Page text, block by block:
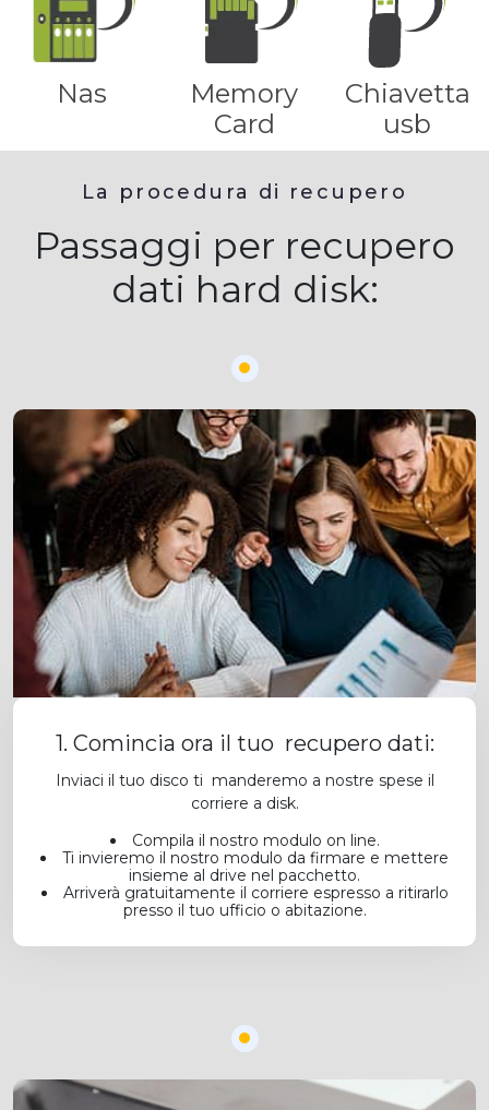
Nas
Memory
Card
Chiavetta
usb
La procedura di recupero
Passaggi per recupero
dati hard disk:
1. Comincia ora il tuo recupero dati:
Inviaci il tuo disco ti manderemo a nostre spese il
corriere a disk.
Compila il nostro modulo on line.
Ti invieremo il nostro modulo da firmare e mettere
insieme al drive nel pacchetto.
Arriverà gratuitamente il corriere espresso a ritirarlo
presso il tuo ufficio o abitazione.